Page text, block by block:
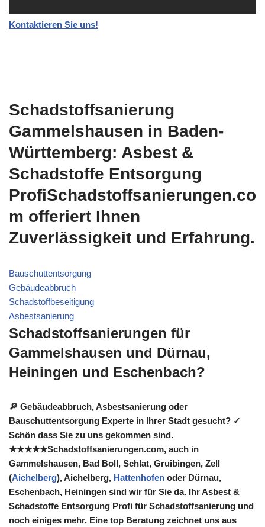
Kontaktieren Sie uns!
Schadstoffsanierung
Gammelshausen in Baden-
Württemberg: Asbest &
Schadstoffe Entsorgung
ProfiSchadstoffsanierungen.co
m offeriert Ihnen
Zuverlässigkeit und Erfahrung.
Bauschuttentsorgung
Gebäudeabbruch
Schadstoffbeseitigung
Asbestsanierung
Schadstoffsanierungen für
Gammelshausen und Dürnau,
Heiningen und Eschenbach?
🔎 Gebäudeabbruch, Asbestsanierung oder
Bauschuttentsorgung Experte in Ihrer Stadt gesucht? ✓
Schön dass Sie zu uns gekommen sind.
★★★★★Schadstoffsanierungen.com, auch in
Gammelshausen, Bad Boll, Schlat, Gruibingen, Zell
(Aichelberg), Aichelberg, Hattenhofen oder Dürnau,
Eschenbach, Heiningen sind wir für Sie da. Ihr Asbest &
Schadstoffe Entsorgung Profi für Schadstoffsanierung und
noch einiges mehr. Eine top Beratung zeichnet uns aus